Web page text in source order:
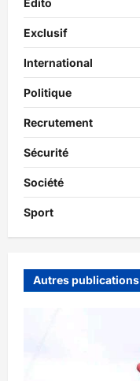
Édito
Exclusif
International
Politique
Recrutement
Sécurité
Société
Sport
Autres publications